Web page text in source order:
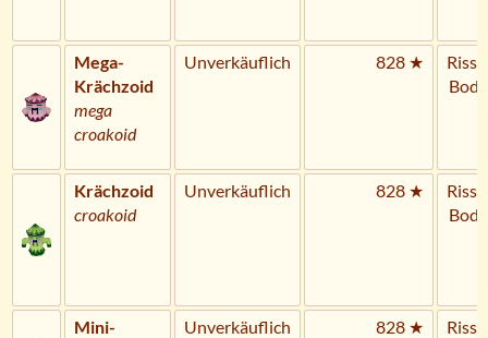
Mega-
Krächzoid
mega
croakoid
Unverkäuflich 828 ★
Riss
Krächzoid
croakoid
Unverkäuflich 828 ★
Riss
Mini-
Unverkäuflich 828 ★
Riss